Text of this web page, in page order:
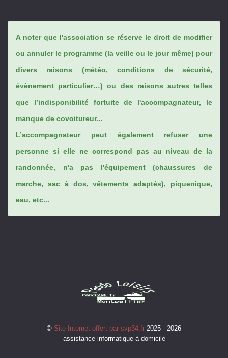
A noter que l'association se réserve le droit de modifier
ou annuler le programme (la veille ou le jour même) pour
divers raisons (météo, conditions de sécurité,
évènement particulier…) ou des raisons autres telles
que l’indisponibilité fortuite de l'accompagnateur, le
manque de covoitureur...
L’accompagnateur peut également refuser une
personne si elle ne correspond pas au niveau de la
randonnée, n'a pas l'équipement (chaussures de
marche, sac à dos, vêtements adaptés), piquenique,
eau, etc...
© Site Internet offert par svp34.fr 2025 - 2026
assistance informatique à domicile